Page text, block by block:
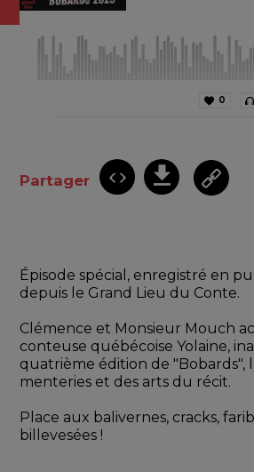
0
Partager
Épisode spécial, enregistré en
depuis le Grand Lieu du Conte.
Clémence et Monsieur Mouch
conteuse québécoise Yolaine,
quatrième édition de "Bobards",
menteries et des arts du récit.
Place aux balivernes, cracks,
billevesées !